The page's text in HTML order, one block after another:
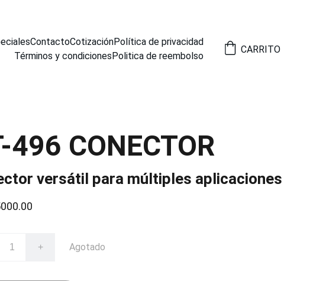
ContactoCotizaciónPolítica de privacidad
Términos y condicionesPolitica de reembolso
CARRITO
496 CONECTOR
versátil para múltiples aplicaciones
+ Agotado